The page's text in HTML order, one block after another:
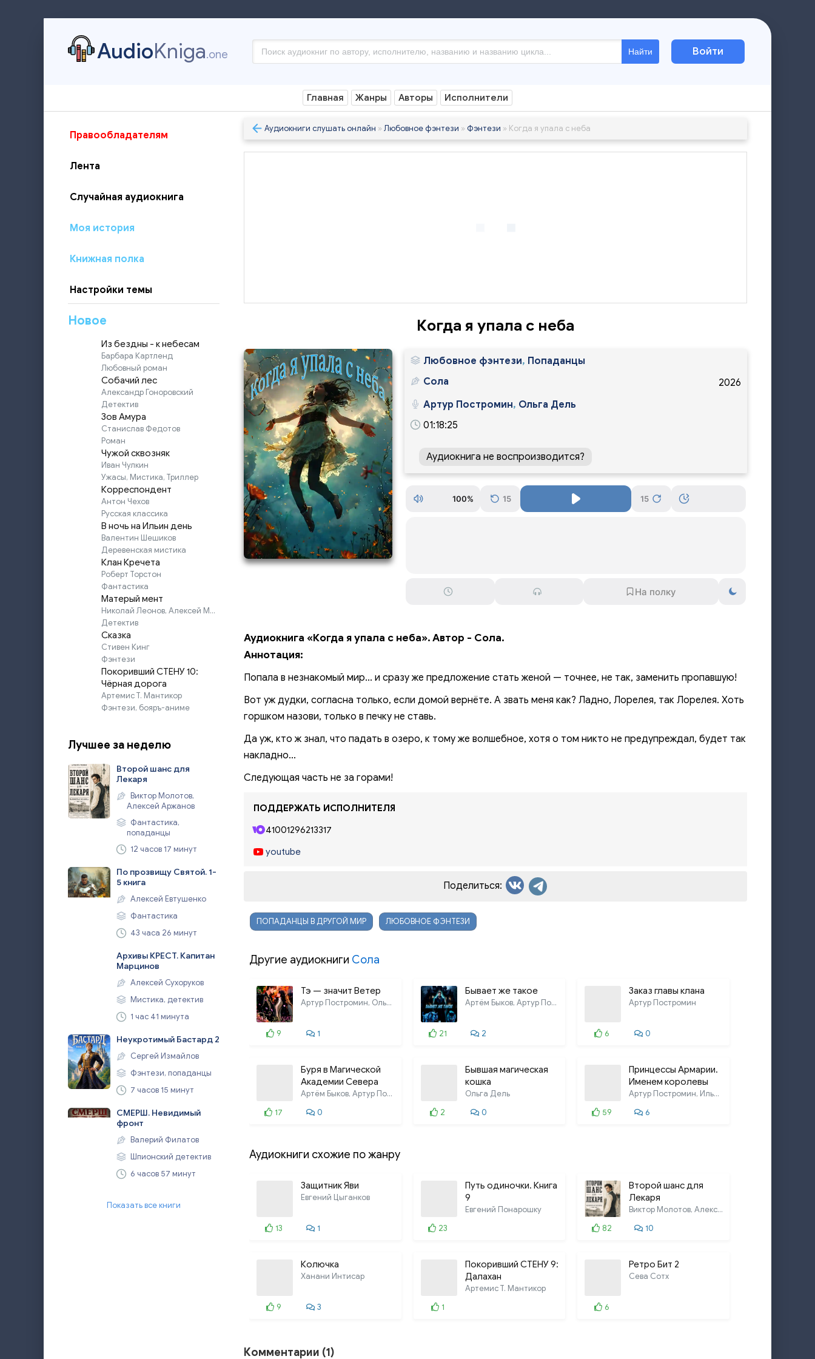
AudioKniga.one Найти Войти
Главная Жанры Авторы Исполнители
Правообладателям
Лента
Случайная аудиокнига
Моя история
Книжная полка
Настройки темы
Новое
Из бездны - к небесам
Барбара Картленд
Любовный роман
Собачий лес
Александр Гоноровский
Детектив
Зов Амура
Станислав Федотов
Роман
Чужой сквозняк
Иван Чулкин
Ужасы, Мистика, Триллер
Корреспондент
Антон Чехов
Русская классика
В ночь на Ильин день
Валентин Шешиков
Деревенская мистика
Клан Кречета
Роберт Торстон
Фантастика
Матерый мент
Николай Леонов, Алексей Макеев
Детектив
Сказка
Стивен Кинг
Фэнтези
Покоривший СТЕНУ 10:
Чёрная дорога
Артемис Т. Мантикор
Фэнтези, бояръ-аниме
Лучшее за неделю
Второй шанс для
Лекаря
Виктор Молотов,
Алексей Аржанов
Фантастика,
попаданцы
12 часов 17 минут
По прозвищу Святой. 1-
5 книга
Алексей Евтушенко
Фантастика
43 часа 26 минут
Архивы КРЕСТ. Капитан
Марцинов
Алексей Сухоруков
Мистика, детектив
1 час 41 минута
Неукротимый Бастард 2
Сергей Измайлов
Фэнтези, попаданцы
7 часов 15 минут
СМЕРШ. Невидимый
фронт
Валерий Филатов
Шпионский детектив
6 часов 57 минут
Показать все книги
Аудиокниги слушать онлайн » Любовное фэнтези » Фэнтези » Когда я упала с неба
Когда я упала с неба
Любовное фэнтези, Попаданцы
2026
Сола
Артур Постромин, Ольга Дель
01:18:25
Аудиокнига не воспроизводится?
100% 15 15
Аудиокнига «Когда я упала с неба». Автор - Сола.
Аннотация:
Попала в незнакомый мир... и сразу же предложение стать женой — точнее, не так, заменить пропавшую!
Вот уж дудки, согласна только, если домой вернёте. А звать меня как? Ладно, Лорелея, так Лорелея. Хоть
горшком назови, только в печку не ставь.
Да уж, кто ж знал, что падать в озеро, к тому же волшебное, хотя о том никто не предупреждал, будет так
накладно...
Следующая часть не за горами!
ПОДДЕРЖАТЬ ИСПОЛНИТЕЛЯ
41001296213317
youtube
Поделиться:
ПОПАДАНЦЫ В ДРУГОЙ МИР ЛЮБОВНОЕ ФЭНТЕЗИ
Другие аудиокниги Сола
Тэ — значит Ветер
Артур Постромин, Ольга Дель, Дедушка
9 1
Бывает же такое
Артём Быков, Артур Постромин, Ольга
21 2
Заказ главы клана
Артур Постромин
6 0
Буря в Магической
Академии Севера
Артём Быков, Артур Постромин, Илья
17
0
Бывшая магическая
кошка
Ольга Дель
2
0
Принцессы Армарии.
Именем королевы
Артур Постромин, Илья Веселов, Ольга
59
6
Аудиокниги схожие по жанру
Защитник Яви
Евгений Цыганков
13 1
Путь одиночки. Книга
9
Евгений Понарошку
23
Второй шанс для
Лекаря
Виктор Молотов, Алексей Аржанов
82
10
Колючка
Ханани Интисар
9 3
Покоривший СТЕНУ 9:
Далахан
Артемис Т. Мантикор
1
Ретро Бит 2
Сева Сотх
6
Комментарии (1)